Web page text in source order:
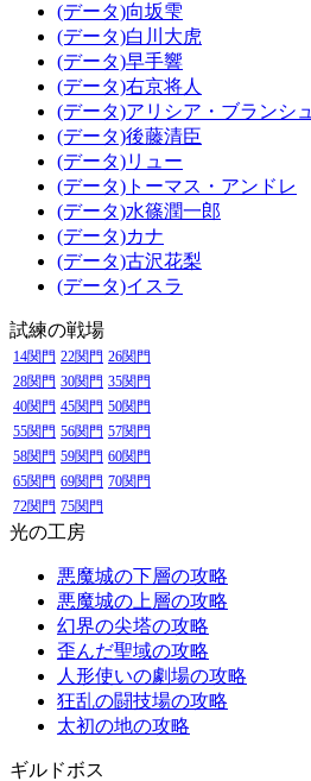
(データ)向坂雫
(データ)白川大虎
(データ)早手響
(データ)右京将人
(データ)アリシア・ブランシュ
(データ)後藤清臣
(データ)リュー
(データ)トーマス・アンドレ
(データ)水篠潤一郎
(データ)カナ
(データ)古沢花梨
(データ)イスラ
試練の戦場
14関門 22関門 26関門
28関門 30関門 35関門
40関門 45関門 50関門
55関門 56関門 57関門
58関門 59関門 60関門
65関門 69関門 70関門
72関門 75関門
光の工房
悪魔城の下層の攻略
悪魔城の上層の攻略
幻界の尖塔の攻略
歪んだ聖域の攻略
人形使いの劇場の攻略
狂乱の闘技場の攻略
太初の地の攻略
ギルドボス